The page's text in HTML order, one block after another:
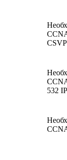
532